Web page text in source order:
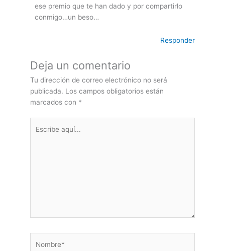
ese premio que te han dado y por compartirlo
conmigo…un beso…
Responder
Deja un comentario
Tu dirección de correo electrónico no será
publicada. Los campos obligatorios están
marcados con *
aquí...